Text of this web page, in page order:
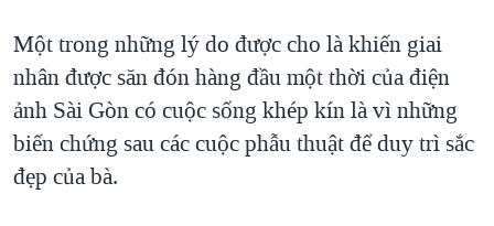
Một trong những lý do được cho là khiến giai
nhân được săn đón hàng đầu một thời của điện
ảnh Sài Gòn có cuộc sống khép kín là vì những
biến chứng sau các cuộc phẫu thuật để duy trì sắc
đẹp của bà.